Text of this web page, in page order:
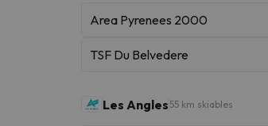
Area Pyrenees 2000
TSF Du Belvedere
Les Angles 55 km skiables